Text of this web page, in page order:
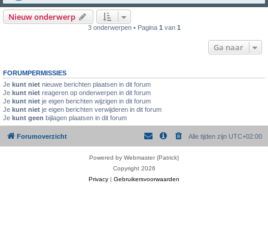
Nieuw onderwerp
3 onderwerpen • Pagina 1 van 1
Ga naar
FORUMPERMISSIES
Je kunt niet nieuwe berichten plaatsen in dit forum
Je kunt niet reageren op onderwerpen in dit forum
Je kunt niet je eigen berichten wijzigen in dit forum
Je kunt niet je eigen berichten verwijderen in dit forum
Je kunt geen bijlagen plaatsen in dit forum
Forumoverzicht Alle tijden zijn UTC+02:00
Powered by Webmaster (Patrick)
Copyright 2026
Privacy | Gebruikersvoorwaarden